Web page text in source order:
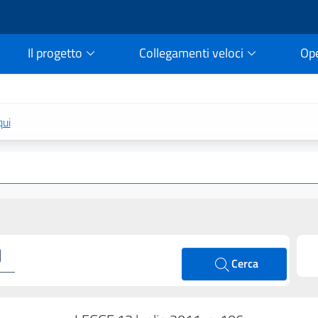
Il progetto Collegamenti veloci
Cerca